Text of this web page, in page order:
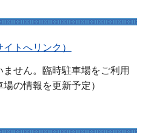
トへリンク）
せん。臨時駐車場をご利用
の情報を更新予定）